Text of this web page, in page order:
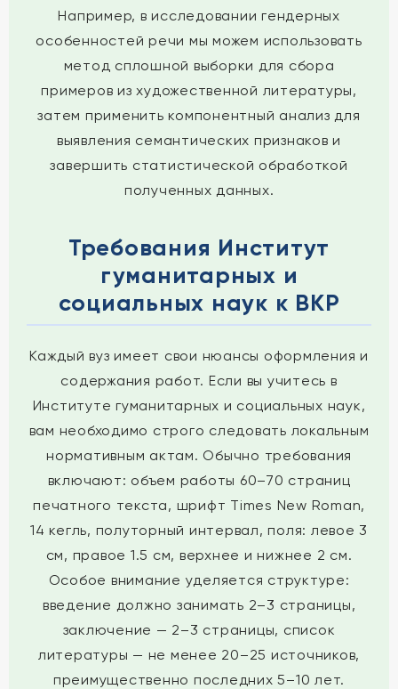
Например, в исследовании гендерных
особенностей речи мы можем использовать
метод сплошной выборки для сбора
примеров из художественной литературы,
затем применить компонентный анализ для
выявления семантических признаков и
завершить статистической обработкой
полученных данных.
Требования Институт
гуманитарных и
социальных наук к ВКР
Каждый вуз имеет свои нюансы оформления и
содержания работ. Если вы учитесь в
Институте гуманитарных и социальных наук,
вам необходимо строго следовать локальным
нормативным актам. Обычно требования
включают: объем работы 60–70 страниц
печатного текста, шрифт Times New Roman,
14 кегль, полуторный интервал, поля: левое 3
см, правое 1.5 см, верхнее и нижнее 2 см.
Особое внимание уделяется структуре:
введение должно занимать 2–3 страницы,
заключение — 2–3 страницы, список
литературы — не менее 20–25 источников,
преимущественно последних 5–10 лет.